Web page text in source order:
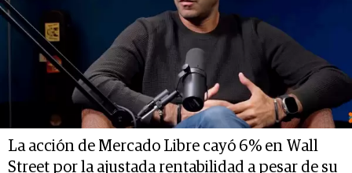
La acción de Mercado Libre cayó 6% en Wall
Street por la ajustada rentabilidad a pesar de su